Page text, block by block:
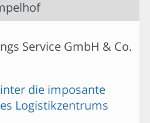
Service GmbH & Co.
die imposante
Logistikzentrums